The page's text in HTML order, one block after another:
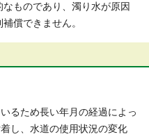
ものであり、濁り水が原因
償できません。
るため長い年月の経過によっ
し、水道の使用状況の変化